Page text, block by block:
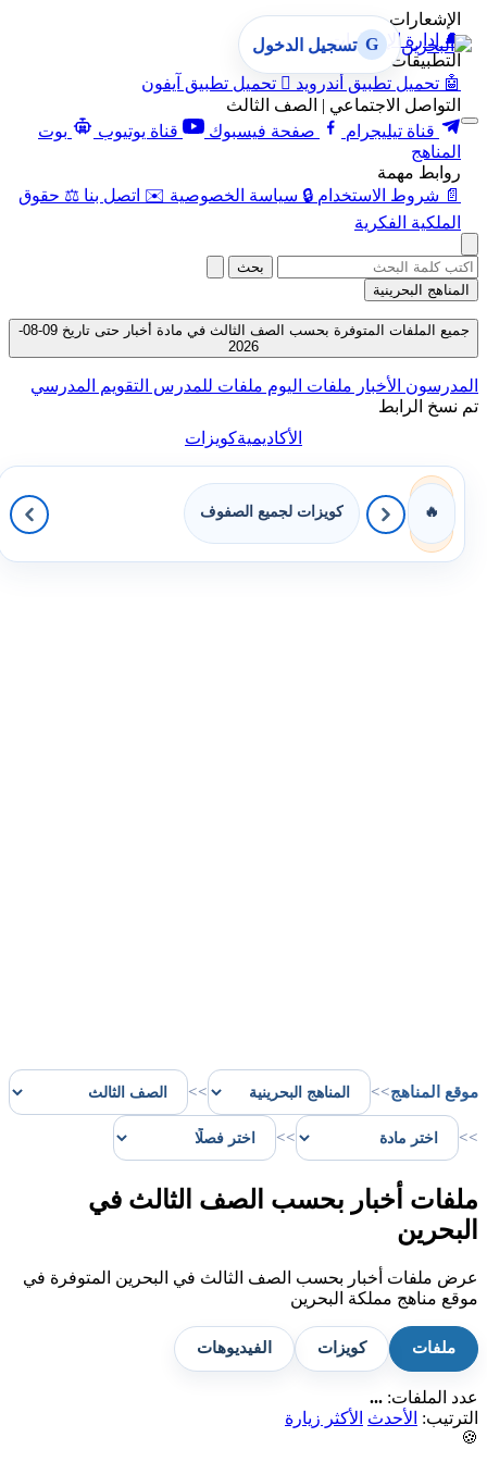
الإشعارات
🔔 إدارة الإشعارات
التطبيقات
🤖 تحميل تطبيق أندرويد  تحميل تطبيق آيفون
التواصل الاجتماعي | الصف الثالث
قناة تيليجرام
صفحة فيسبوك قناة يوتيوب
بوت
المناهج
روابط مهمة
📄 شروط الاستخدام 🔒 سياسة الخصوصية ✉️ اتصل بنا ⚖️ حقوق
الملكية الفكرية
G تسجيل الدخول
بحث
المناهج البحرينية
جميع الملفات المتوفرة بحسب الصف الثالث في مادة أخبار حتى تاريخ 09-08-
2026
المدرسون الأخبار ملفات اليوم ملفات للمدرس التقويم المدرسي
تم نسخ الرابط
الأكاديميةكويزات
🔥 كويزات لجميع الصفوف
موقع المناهج>>
>>
>>
>>
ملفات أخبار بحسب الصف الثالث في
البحرين
عرض ملفات أخبار بحسب الصف الثالث في البحرين المتوفرة في
موقع مناهج مملكة البحرين
ملفات كويزات الفيديوهات
عدد الملفات: ...
الترتيب:
الأحدث
الأكثر زيارة
🍪